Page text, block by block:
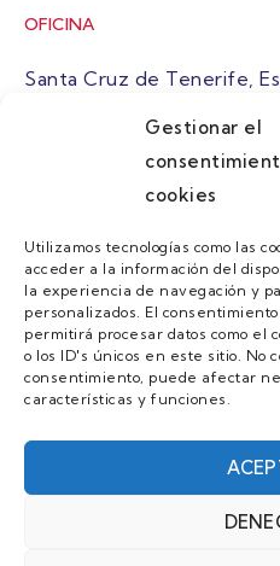
Gestionar el
cookies
Utilizamos tecnologías como las
acceder a la información del
la experiencia de navegación y
personalizados. El
permitirá procesar datos como el
o los ID's únicos en este sitio. No
consentimiento, puede afectar
características y funciones.
OFICINA
Santa Cruz de Tenerife,
+34 638765829
MENU
Quienes Somos
Guias
Contacto
Únete